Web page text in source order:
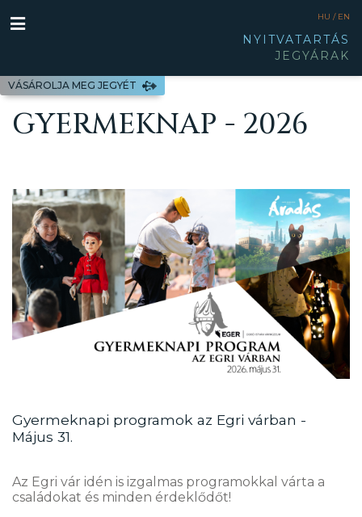
VÁSÁROLJA MEG JEGYÉT
HU / EN
NYITVATARTÁS
JEGYÁRAK
GYERMEKNAP - 2026
Gyermeknapi programok az Egri várban -
Május 31.
Az Egri vár idén is izgalmas programokkal várta a
családokat és minden érdeklődőt!